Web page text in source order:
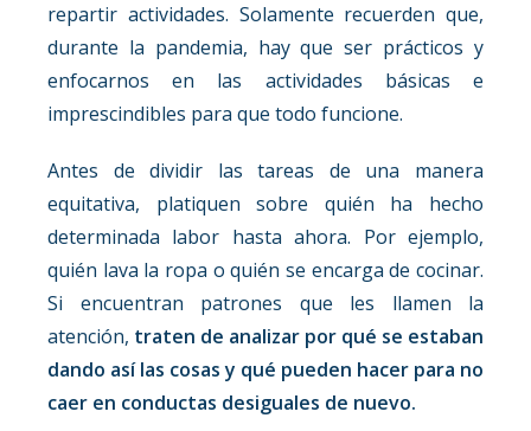
repartir actividades. Solamente recuerden que,
durante la pandemia, hay que ser prácticos y
enfocarnos en las actividades básicas e
imprescindibles para que todo funcione.
Antes de dividir las tareas de una manera
equitativa, platiquen sobre quién ha hecho
determinada labor hasta ahora. Por ejemplo,
quién lava la ropa o quién se encarga de cocinar.
Si encuentran patrones que les llamen la
atención, traten de analizar por qué se estaban
dando así las cosas y qué pueden hacer para no
caer en conductas desiguales de nuevo.